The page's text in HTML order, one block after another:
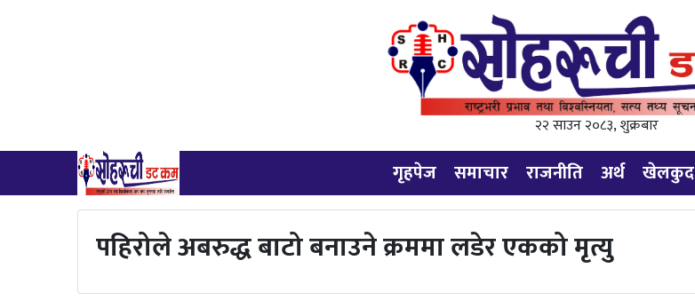
२२ साउन २०८३, शुक्रबार
गृहपेज समाचार राजनीति अर्थ खेलकुद
पहिरोले अबरुद्ध बाटो बनाउने क्रममा लडेर एकको मृत्यु